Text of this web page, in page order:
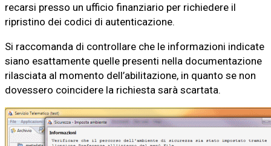
recarsi presso un ufficio finanziario per richiedere il
ripristino dei codici di autenticazione.
Si raccomanda di controllare che le informazioni indicate
siano esattamente quelle presenti nella documentazione
rilasciata al momento dell’abilitazione, in quanto se non
dovessero coincidere la richiesta sarà scartata.